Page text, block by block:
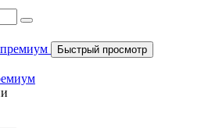
Быстрый просмотр